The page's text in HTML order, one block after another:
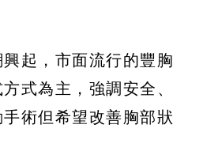
起，市面流行的豐胸
式為主，強調安全、
術但希望改善胸部狀